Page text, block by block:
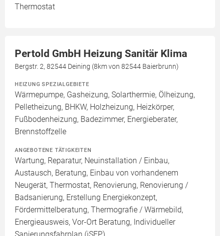
Thermostat
Pertold GmbH Heizung Sanitär Klima
Bergstr. 2, 82544 Deining (8km von 82544 Baierbrunn)
HEIZUNG SPEZIALGEBIETE
Wärmepumpe, Gasheizung, Solarthermie, Ölheizung,
Pelletheizung, BHKW, Holzheizung, Heizkörper,
Fußbodenheizung, Badezimmer, Energieberater,
Brennstoffzelle
ANGEBOTENE TÄTIGKEITEN
Wartung, Reparatur, Neuinstallation / Einbau,
Austausch, Beratung, Einbau von vorhandenem
Neugerät, Thermostat, Renovierung, Renovierung /
Badsanierung, Erstellung Energiekonzept,
Fördermittelberatung, Thermografie / Wärmebild,
Energieausweis, Vor-Ort Beratung, Individueller